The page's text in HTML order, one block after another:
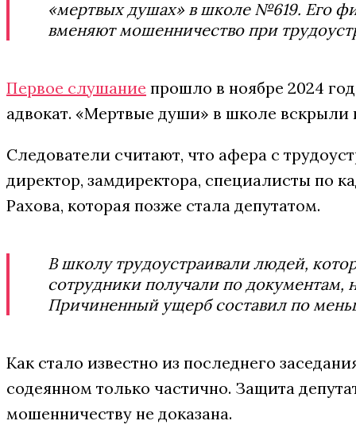
«мертвых душах» в школе №619. Его
вменяют мошенничество при
Первое слушание прошло в ноябре 2024
адвокат. «Мертвые души» в школе вскрыли
Следователи считают, что афера с
директор, замдиректора, специалисты по
Рахова, которая позже стала депутатом.
В школу трудоустраивали людей,
сотрудники получали по документам,
Причиненный ущерб составил по
Как стало известно из последнего
содеянном только частично. Защита
мошенничеству не доказана.